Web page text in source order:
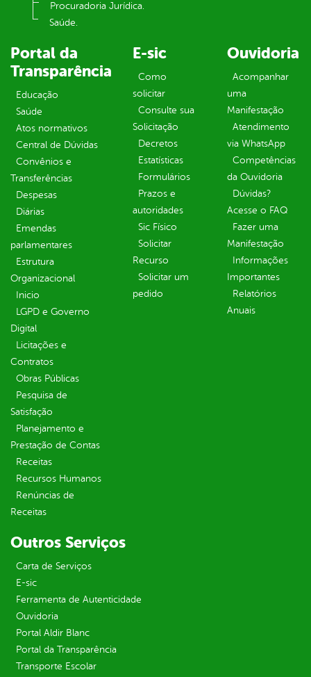
Procuradoria Jurídica.
Saúde.
Portal da
Transparência
Educação
Saúde
Atos normativos
Central de Dúvidas
Convênios e
Transferências
Despesas
Diárias
Emendas
parlamentares
Estrutura
Organizacional
Inicio
LGPD e Governo
Digital
Licitações e
Contratos
Obras Públicas
Pesquisa de
Satisfação
Planejamento e
Prestação de Contas
Receitas
Recursos Humanos
Renúncias de
Receitas
E-sic
Como
solicitar
Consulte sua
Solicitação
Decretos
Estatísticas
Formulários
Prazos e
autoridades
Sic Físico
Solicitar
Recurso
Solicitar um
pedido
Ouvidoria
Acompanhar
uma
Manifestação
Atendimento
via WhatsApp
Competências
da Ouvidoria
Dúvidas?
Acesse o FAQ
Fazer uma
Manifestação
Informações
Importantes
Relatórios
Anuais
Outros Serviços
Carta de Serviços
E-sic
Ferramenta de Autenticidade
Ouvidoria
Portal Aldir Blanc
Portal da Transparência
Transporte Escolar